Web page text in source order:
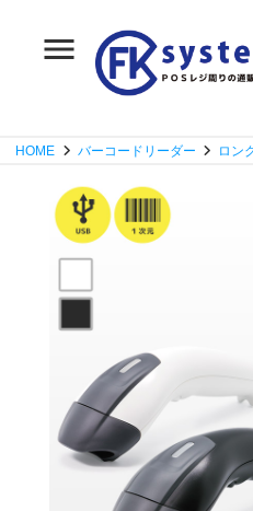
HOME バーコードリーダー ロン